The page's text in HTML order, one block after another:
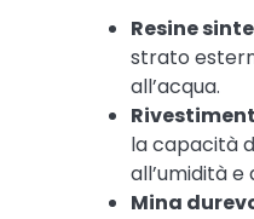
Resine
strato
all’acqua.
la capacità
all’umidità e
Mina